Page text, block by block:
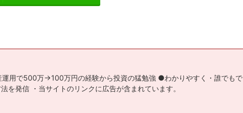
用で500万→100万円の経験から投資の猛勉強 ●わかりやすく・誰でもで
を発信 ・当サイトのリンクに広告が含まれています。